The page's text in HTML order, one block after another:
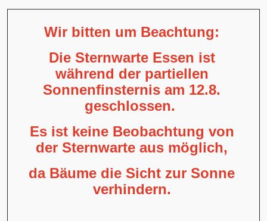
Wir bitten um Beachtung:
Die Sternwarte Essen ist
während der partiellen
Sonnenfinsternis am 12.8.
geschlossen.
Es ist keine Beobachtung von
der Sternwarte aus möglich,
da Bäume die Sicht zur Sonne
verhindern.